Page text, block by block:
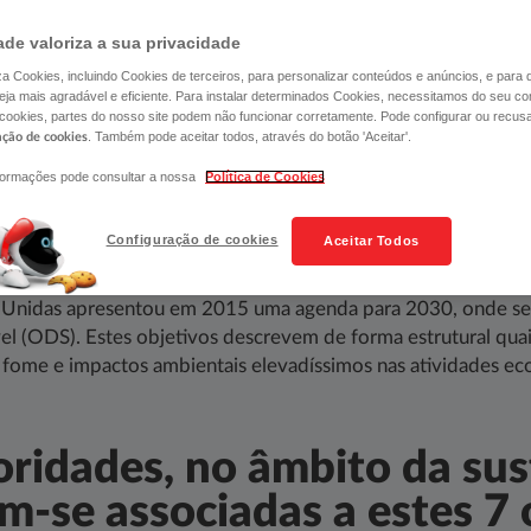
com o mundo, e pelo
apresentou em 2015 uma agenda para 2030, onde
(ODS). Estes objetivos descrevem de forma estrutural
e impactos ambientais elevadíssimos nas atividades
no âmbito da
se associadas a estes 7
valoriza a sua privacidade
Cookies, incluindo Cookies de terceiros, para personalizar conteúdos e anúncios, e para
mais agradável e eficiente. Para instalar determinados Cookies, necessitamos do seu
partes do nosso site podem não funcionar corretamente. Pode configurar ou
de cookies . Também pode aceitar todos, através do botão 'Aceitar'.
pode consultar a nossa Política de Cookies
Aceitar Todos
Configuração de cookies